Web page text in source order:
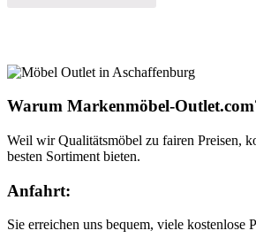
Warum Markenmöbel-
Weil wir Qualitätsmöbel zu fairen Preisen,
besten Sortiment bieten.
Anfahrt:
Sie erreichen uns bequem, viele kostenlose